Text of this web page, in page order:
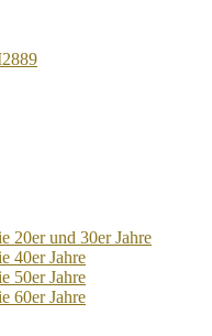
und 30er Jahre
40er Jahre
50er Jahre
60er Jahre